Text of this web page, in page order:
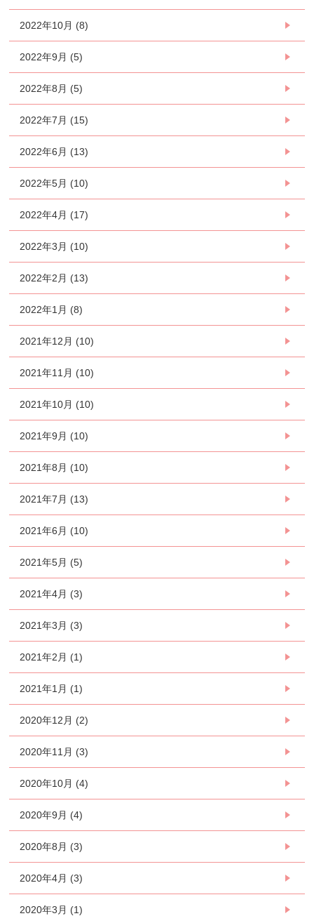
2022年10月 (8)
2022年9月 (5)
2022年8月 (5)
2022年7月 (15)
2022年6月 (13)
2022年5月 (10)
2022年4月 (17)
2022年3月 (10)
2022年2月 (13)
2022年1月 (8)
2021年12月 (10)
2021年11月 (10)
2021年10月 (10)
2021年9月 (10)
2021年8月 (10)
2021年7月 (13)
2021年6月 (10)
2021年5月 (5)
2021年4月 (3)
2021年3月 (3)
2021年2月 (1)
2021年1月 (1)
2020年12月 (2)
2020年11月 (3)
2020年10月 (4)
2020年9月 (4)
2020年8月 (3)
2020年4月 (3)
2020年3月 (1)